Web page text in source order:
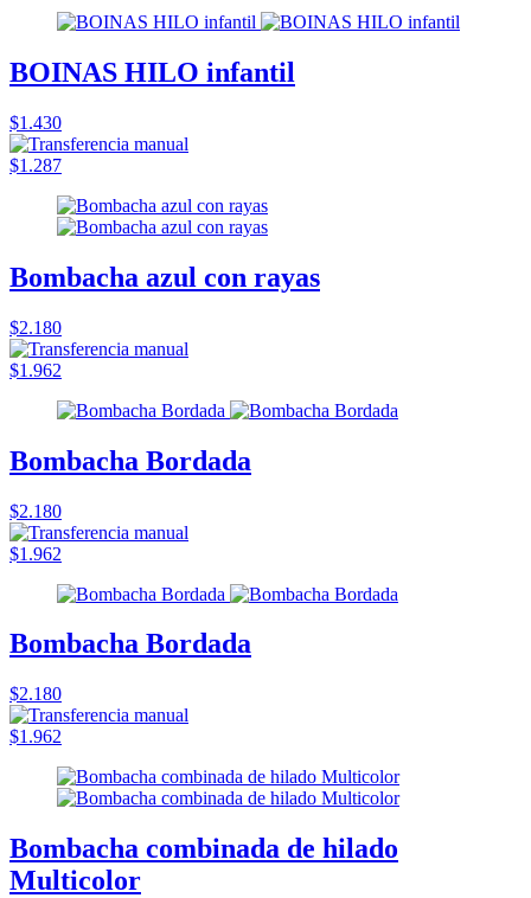
BOINAS HILO infantil
$1.430
$1.287
Bombacha azul con rayas
$2.180
$1.962
Bombacha Bordada
$2.180
$1.962
Bombacha Bordada
$2.180
$1.962
Bombacha combinada de hilado
Multicolor